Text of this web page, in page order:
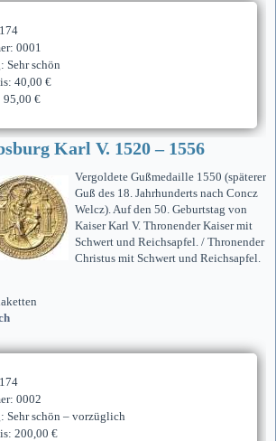
0001
Sehr schön
40,00 €
95,00 €
Karl V. 1520 – 1556
Vergoldete Gußmedaille 1550 (späterer
Guß des 18. Jahrhunderts nach Concz
Welcz). Auf den 50. Geburtstag von
Kaiser Karl V. Thronender Kaiser mit
Schwert und Reichsapfel. / Thronender
Christus mit Schwert und Reichsapfel.
0002
Sehr schön – vorzüglich
200,00 €